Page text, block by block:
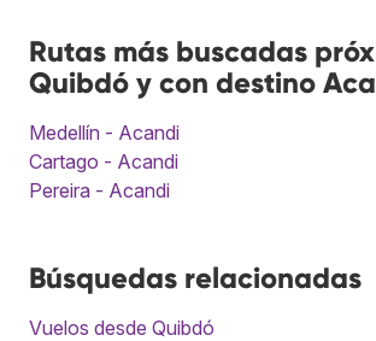
Rutas más buscadas
Quibdó y con destino
Medellín - Acandi
Cartago - Acandi
Pereira - Acandi
Búsquedas relacionadas
Vuelos desde Quibdó